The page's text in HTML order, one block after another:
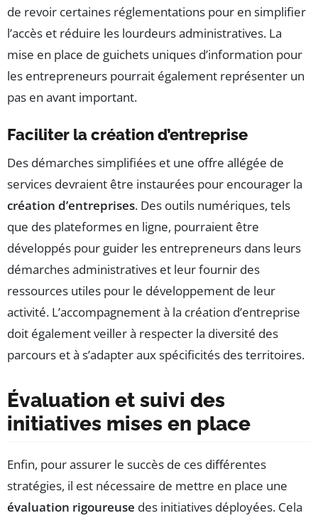
de revoir certaines réglementations pour en simplifier
l’accès et réduire les lourdeurs administratives. La
mise en place de guichets uniques d’information pour
les entrepreneurs pourrait également représenter un
pas en avant important.
Faciliter la création d’entreprise
Des démarches simplifiées et une offre allégée de
services devraient être instaurées pour encourager la
création d’entreprises. Des outils numériques, tels
que des plateformes en ligne, pourraient être
développés pour guider les entrepreneurs dans leurs
démarches administratives et leur fournir des
ressources utiles pour le développement de leur
activité. L’accompagnement à la création d’entreprise
doit également veiller à respecter la diversité des
parcours et à s’adapter aux spécificités des territoires.
Évaluation et suivi des
initiatives mises en place
Enfin, pour assurer le succès de ces différentes
stratégies, il est nécessaire de mettre en place une
évaluation rigoureuse des initiatives déployées. Cela